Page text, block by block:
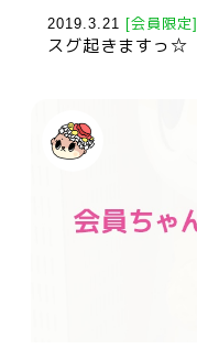
2019.3.21 [会員限定]
スグ起きますっ☆